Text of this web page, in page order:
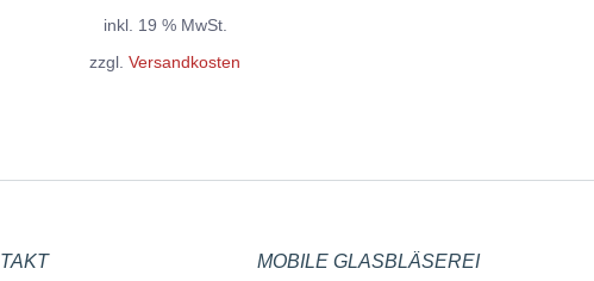
inkl. 19 % MwSt.
zzgl. Versandkosten
MOBILE GLASBLÄSEREI